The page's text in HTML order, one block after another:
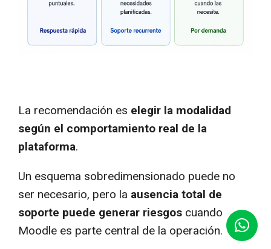
La recomendación es elegir la modalidad
según el comportamiento real de la
plataforma.
Un esquema sobredimensionado puede no
ser necesario, pero la ausencia total de
soporte puede generar riesgos cuando
Moodle es parte central de la operación.